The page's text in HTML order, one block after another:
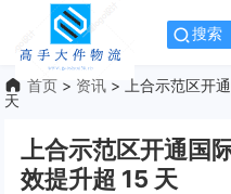
搜索
首页 > 资讯 > 上合示范区开
天
上合示范区开通国
效提升超 15 天